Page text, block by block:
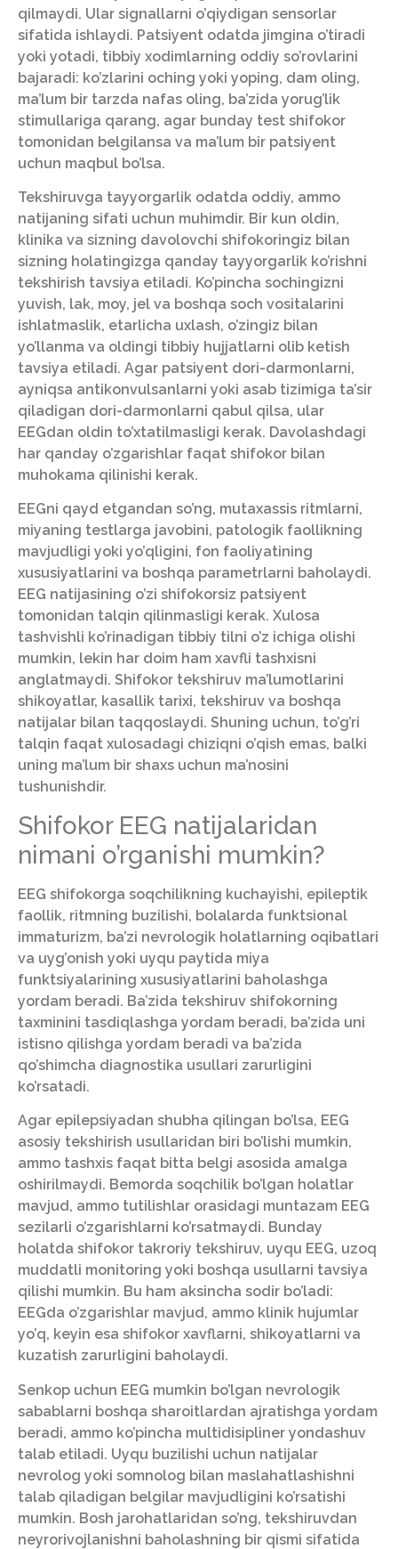
qilmaydi. Ular signallarni o’qiydigan sensorlar
sifatida ishlaydi. Patsiyent odatda jimgina o’tiradi
yoki yotadi, tibbiy xodimlarning oddiy so’rovlarini
bajaradi: ko’zlarini oching yoki yoping, dam oling,
ma’lum bir tarzda nafas oling, ba’zida yorug’lik
stimullariga qarang, agar bunday test shifokor
tomonidan belgilansa va ma’lum bir patsiyent
uchun maqbul bo’lsa.
Tekshiruvga tayyorgarlik odatda oddiy, ammo
natijaning sifati uchun muhimdir. Bir kun oldin,
klinika va sizning davolovchi shifokoringiz bilan
sizning holatingizga qanday tayyorgarlik ko’rishni
tekshirish tavsiya etiladi. Ko’pincha sochingizni
yuvish, lak, moy, jel va boshqa soch vositalarini
ishlatmaslik, etarlicha uxlash, o’zingiz bilan
yo’llanma va oldingi tibbiy hujjatlarni olib ketish
tavsiya etiladi. Agar patsiyent dori-darmonlarni,
ayniqsa antikonvulsanlarni yoki asab tizimiga ta’sir
qiladigan dori-darmonlarni qabul qilsa, ular
EEGdan oldin to’xtatilmasligi kerak. Davolashdagi
har qanday o’zgarishlar faqat shifokor bilan
muhokama qilinishi kerak.
EEGni qayd etgandan so’ng, mutaxassis ritmlarni,
miyaning testlarga javobini, patologik faollikning
mavjudligi yoki yo’qligini, fon faoliyatining
xususiyatlarini va boshqa parametrlarni baholaydi.
EEG natijasining o’zi shifokorsiz patsiyent
tomonidan talqin qilinmasligi kerak. Xulosa
tashvishli ko’rinadigan tibbiy tilni o’z ichiga olishi
mumkin, lekin har doim ham xavfli tashxisni
anglatmaydi. Shifokor tekshiruv ma’lumotlarini
shikoyatlar, kasallik tarixi, tekshiruv va boshqa
natijalar bilan taqqoslaydi. Shuning uchun, to’g’ri
talqin faqat xulosadagi chiziqni o’qish emas, balki
uning ma’lum bir shaxs uchun ma’nosini
tushunishdir.
Shifokor EEG natijalaridan
nimani o’rganishi mumkin?
EEG shifokorga soqchilikning kuchayishi, epileptik
faollik, ritmning buzilishi, bolalarda funktsional
immaturizm, ba’zi nevrologik holatlarning oqibatlari
va uyg’onish yoki uyqu paytida miya
funktsiyalarining xususiyatlarini baholashga
yordam beradi. Ba’zida tekshiruv shifokorning
taxminini tasdiqlashga yordam beradi, ba’zida uni
istisno qilishga yordam beradi va ba’zida
qo’shimcha diagnostika usullari zarurligini
ko’rsatadi.
Agar epilepsiyadan shubha qilingan bo’lsa, EEG
asosiy tekshirish usullaridan biri bo’lishi mumkin,
ammo tashxis faqat bitta belgi asosida amalga
oshirilmaydi. Bemorda soqchilik bo’lgan holatlar
mavjud, ammo tutilishlar orasidagi muntazam EEG
sezilarli o’zgarishlarni ko’rsatmaydi. Bunday
holatda shifokor takroriy tekshiruv, uyqu EEG, uzoq
muddatli monitoring yoki boshqa usullarni tavsiya
qilishi mumkin. Bu ham aksincha sodir bo’ladi:
EEGda o’zgarishlar mavjud, ammo klinik hujumlar
yo’q, keyin esa shifokor xavflarni, shikoyatlarni va
kuzatish zarurligini baholaydi.
Senkop uchun EEG mumkin bo’lgan nevrologik
sabablarni boshqa sharoitlardan ajratishga yordam
beradi, ammo ko’pincha multidisipliner yondashuv
talab etiladi. Uyqu buzilishi uchun natijalar
nevrolog yoki somnolog bilan maslahatlashishni
talab qiladigan belgilar mavjudligini ko’rsatishi
mumkin. Bosh jarohatlaridan so’ng, tekshiruvdan
neyrorivojlanishni baholashning bir qismi sifatida